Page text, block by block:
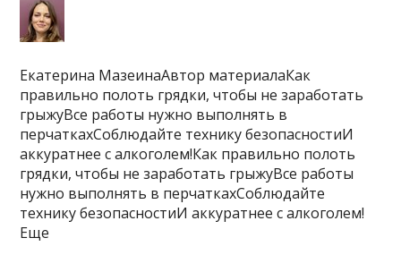
Екатерина МазеинаАвтор материалаКак
правильно полоть грядки, чтобы не заработать
грыжуВсе работы нужно выполнять в
перчаткахСоблюдайте технику безопасностиИ
аккуратнее с алкоголем!Как правильно полоть
грядки, чтобы не заработать грыжуВсе работы
нужно выполнять в перчаткахСоблюдайте
технику безопасностиИ аккуратнее с алкоголем!
Еще